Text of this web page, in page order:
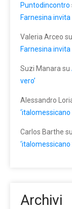
Puntodincontro
Farnesina
Valeria Arceo su
Farnesina
Suzi Manara su
vero’
Alessandro
‘italomessicano
Carlos Barthe su
‘italomessicano
Archivi